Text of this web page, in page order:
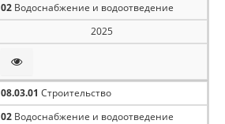
02 Водоснабжение и водоотведение
2025
08.03.01 Строительство
02 Водоснабжение и водоотведение